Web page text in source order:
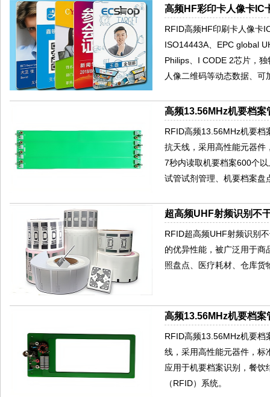
高频HF彩印卡人像卡IC
RFID高频HF印刷卡人像卡
ISO14443A、EPC global
Philips、I CODE 2芯片，
人像二维码等动态数据、
高频13.56MHz机要档
RFID高频13.56MHz机要档
抗天线，采用高性能元器件
7秒内读取机要档案600个
试管试剂管理、机要档案盘
超高频UHF射频识别不
RFID超高频UHF射频识别
的优异性能，被广泛用于
照盘点、医疗耗材、仓库
高频13.56MHz机要档
RFID高频13.56MHz机要档
线，采用高性能元器件，标
应用于机要档案识别，餐
（RFID）系统。